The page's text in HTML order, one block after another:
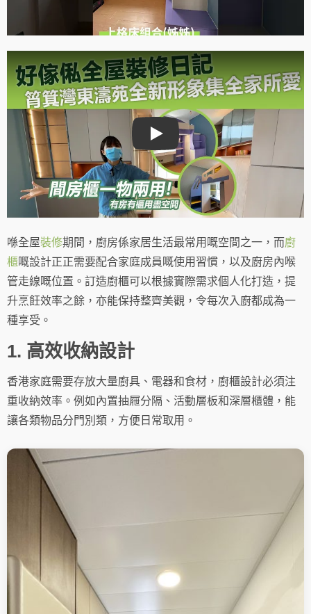
喺全屋裝修期間，廚房係家居生活最常用嘅空間之一，而廚
櫃嘅設計正正需要配合家庭成員嘅使用習慣，以及廚房內喉
管走線嘅位置。訂造廚櫃可以根據實際需求個人化打造，提
升烹飪效率之餘，亦能保持整齊美觀，令每次入廚都成為一
種享受。
1. 高效收納設計
香港家庭需要存放大量廚具、電器和食材，廚櫃設計必須注
重收納效率。例如內置抽屜分隔、活動層板和深層櫃體，能
讓各類物品分門別類，方便日常取用。